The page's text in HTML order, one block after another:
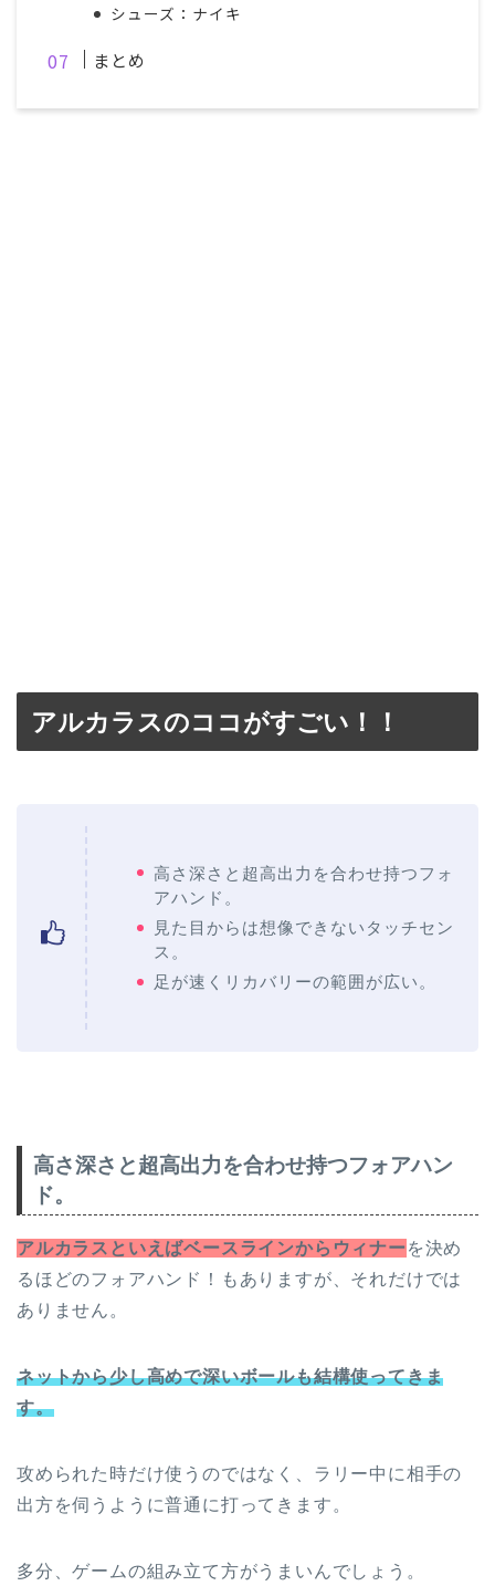
シューズ：ナイキ
まとめ
アルカラスのココがすごい！！
高さ深さと超高出力を合わせ持つフォ
アハンド。
見た目からは想像できないタッチセン
ス。
足が速くリカバリーの範囲が広い。
高さ深さと超高出力を合わせ持つフォアハン
ド。
アルカラスといえばベースラインからウィナーを決め
るほどのフォアハンド！もありますが、それだけでは
ありません。
ネットから少し高めで深いボールも結構使ってきま
す。
攻められた時だけ使うのではなく、ラリー中に相手の
出方を伺うように普通に打ってきます。
多分、ゲームの組み立て方がうまいんでしょう。